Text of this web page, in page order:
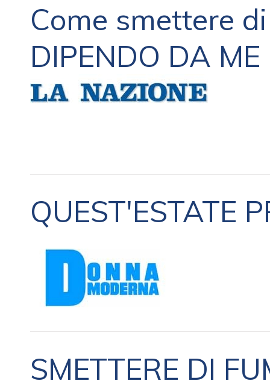
Come smettere
DIPENDO DA ME
QUEST'ESTATE
SMETTERE DI